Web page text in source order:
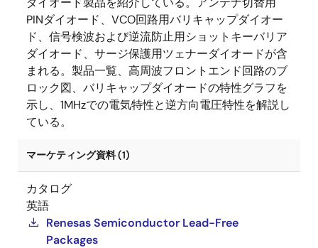
PINダイオード、VCO回路用バリキャップダイオー
ド、信号検波および逆流防止用ショットキーバリア
ダイオード、サージ保護用ツェナーダイオードが含
まれる。製品一覧、高周波フロントエンド回路のブ
ロック図、バリキャップダイオードの特性グラフを
示し、1MHzでの電気特性と逆方向電圧特性を解説し
ている。
マーケティング資料 (1)
カタログ
英語
Renesas Semiconductor Lead-Free
Packages